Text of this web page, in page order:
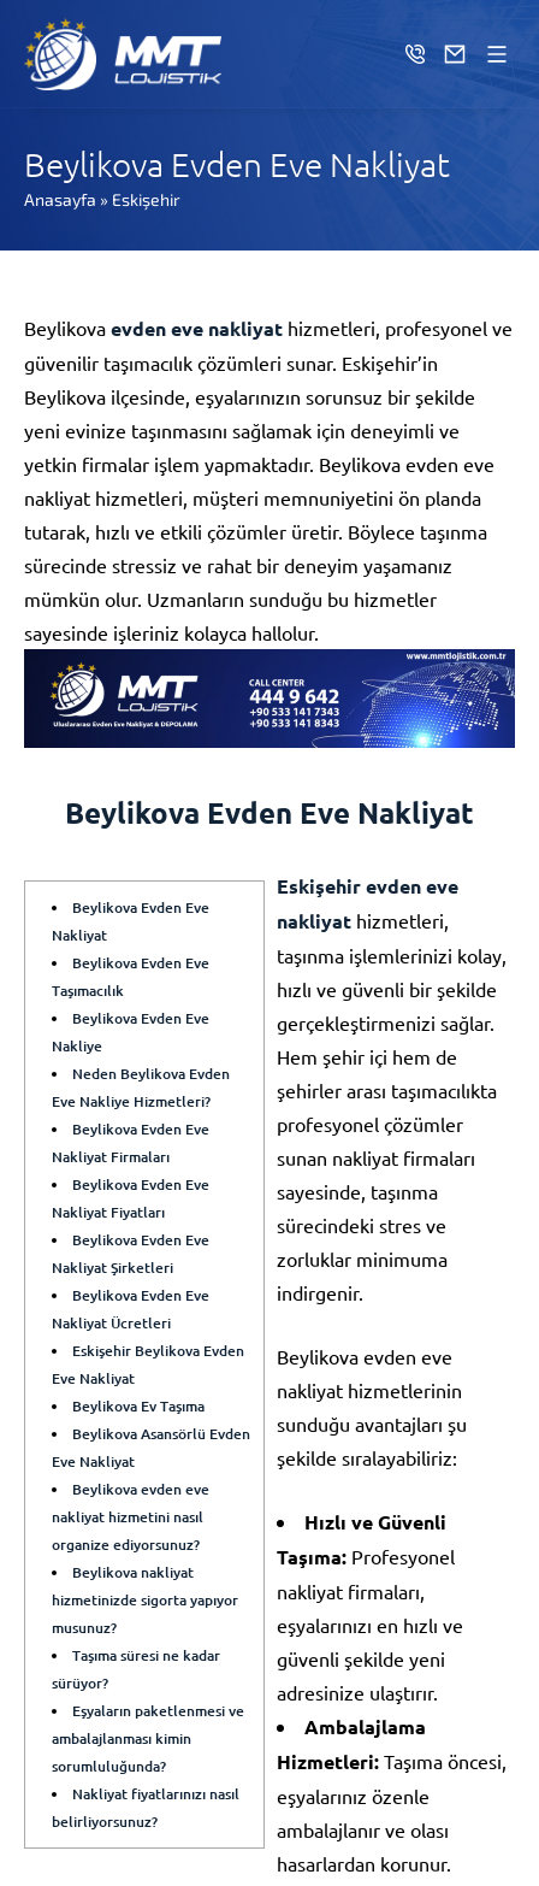
Beylikova Evden Eve Nakliyat
Anasayfa » Eskişehir
Beylikova evden eve nakliyat hizmetleri, profesyonel ve
güvenilir taşımacılık çözümleri sunar. Eskişehir’in
Beylikova ilçesinde, eşyalarınızın sorunsuz bir şekilde
yeni evinize taşınmasını sağlamak için deneyimli ve
yetkin firmalar işlem yapmaktadır. Beylikova evden eve
nakliyat hizmetleri, müşteri memnuniyetini ön planda
tutarak, hızlı ve etkili çözümler üretir. Böylece taşınma
sürecinde stressiz ve rahat bir deneyim yaşamanız
mümkün olur. Uzmanların sunduğu bu hizmetler
sayesinde işleriniz kolayca hallolur.
Beylikova Evden Eve Nakliyat
Beylikova Evden Eve
Nakliyat
Beylikova Evden Eve
Taşımacılık
Beylikova Evden Eve
Nakliye
Neden Beylikova Evden
Eve Nakliye Hizmetleri?
Beylikova Evden Eve
Nakliyat Firmaları
Beylikova Evden Eve
Nakliyat Fiyatları
Beylikova Evden Eve
Nakliyat Şirketleri
Beylikova Evden Eve
Nakliyat Ücretleri
Eskişehir Beylikova Evden
Eve Nakliyat
Beylikova Ev Taşıma
Beylikova Asansörlü Evden
Eve Nakliyat
Beylikova evden eve
nakliyat hizmetini nasıl
organize ediyorsunuz?
Beylikova nakliyat
hizmetinizde sigorta yapıyor
musunuz?
Taşıma süresi ne kadar
sürüyor?
Eşyaların paketlenmesi ve
ambalajlanması kimin
sorumluluğunda?
Nakliyat fiyatlarınızı nasıl
belirliyorsunuz?
Eskişehir evden eve
nakliyat hizmetleri,
taşınma işlemlerinizi kolay,
hızlı ve güvenli bir şekilde
gerçekleştirmenizi sağlar.
Hem şehir içi hem de
şehirler arası taşımacılıkta
profesyonel çözümler
sunan nakliyat firmaları
sayesinde, taşınma
sürecindeki stres ve
zorluklar minimuma
indirgenir.
Beylikova evden eve
nakliyat hizmetlerinin
sunduğu avantajları şu
şekilde sıralayabiliriz:
Hızlı ve Güvenli
Taşıma: Profesyonel
nakliyat firmaları,
eşyalarınızı en hızlı ve
güvenli şekilde yeni
adresinize ulaştırır.
Ambalajlama
Hizmetleri: Taşıma öncesi,
eşyalarınız özenle
ambalajlanır ve olası
hasarlardan korunur.